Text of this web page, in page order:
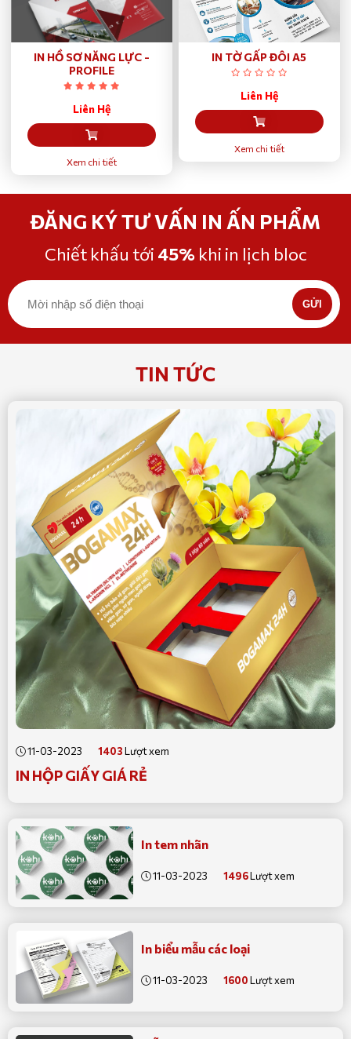
IN HỒ SƠ NĂNG LỰC -
PROFILE
Liên Hệ
Xem chi tiết
IN TỜ GẤP ĐÔI A5
Liên Hệ
Xem chi tiết
ĐĂNG KÝ TƯ VẤN IN ẤN PHẨM
Chiết khấu tới 45% khi in lịch bloc
GỬI
TIN TỨC
11-03-2023 1403Lượt xem
IN HỘP GIẤY GIÁ RẺ
In tem nhãn
11-03-2023 1496Lượt xem
In biểu mẫu các loại
11-03-2023 1600Lượt xem